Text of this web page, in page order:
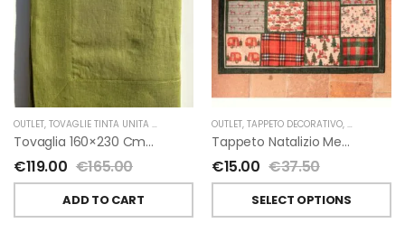
OUTLET, TOVAGLIE TINTA UNITA IN LINO TESSITURA TOSCANA TELERIE
Tovaglia 160×230 Cm In Lino Colore Verde Di Tessitura Toscana Telerie
€119.00 €165.00
ADD TO CART
OUTLET, TAPPETO DECORATIVO, NATALE
Tappeto Natalizio Medley Di Tessitura Toscana Telerie
€15.00 €37.50
SELECT OPTIONS